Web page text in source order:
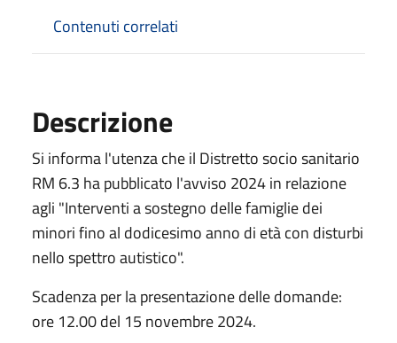
Contenuti correlati
Descrizione
Si informa l'utenza che il Distretto socio sanitario
RM 6.3 ha pubblicato l'avviso 2024 in relazione
agli "Interventi a sostegno delle famiglie dei
minori fino al dodicesimo anno di età con disturbi
nello spettro autistico".
Scadenza per la presentazione delle domande:
ore 12.00 del 15 novembre 2024.